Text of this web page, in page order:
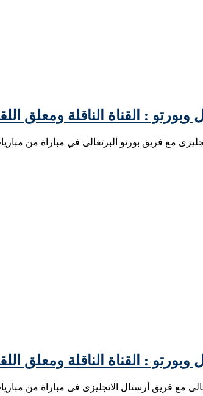
: القناة الناقلة ومعلق
مع فريق بورتو البرتغالى في مباراة من
: القناة الناقلة ومعلق
مع فريق أرسنال الانجليزى فى مباراة من